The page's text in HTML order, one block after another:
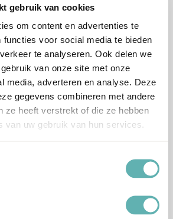
gebruik van cookies
om content en advertenties te
functies voor social media te bieden
te analyseren. Ook delen we
van onze site met onze
media, adverteren en analyse. Deze
gegevens combineren met andere
ze heeft verstrekt of die ze hebben
van uw gebruik van hun services.
Bestel
Witte Chocolade Callets
(2,5kg) (Callebaut)